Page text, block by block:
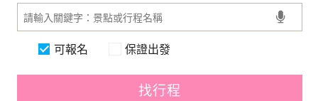
可報名 保證出發
找行程